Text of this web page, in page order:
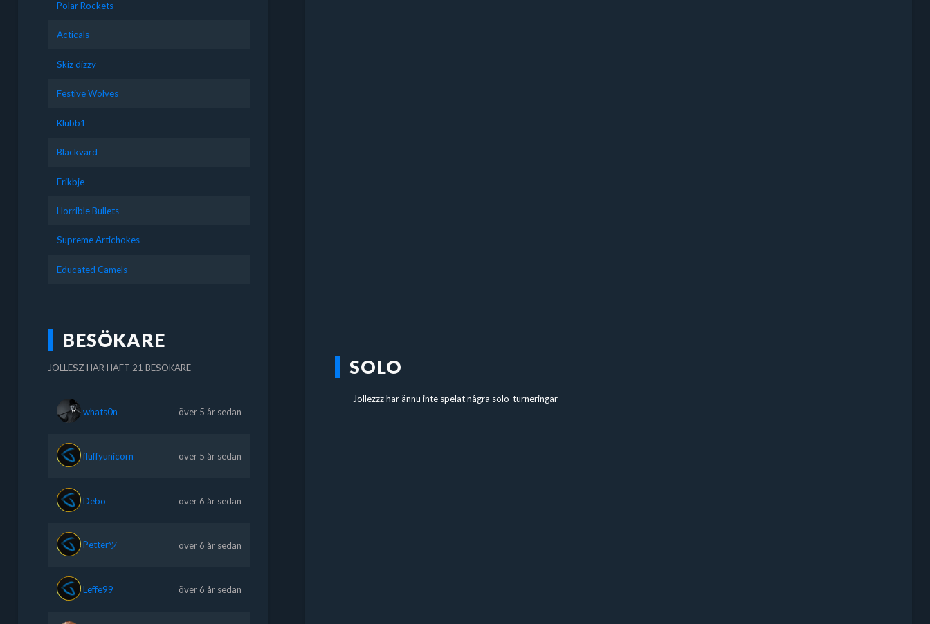
Polar Rockets
Acticals
Skiz dizzy
Festive Wolves
Klubb1
Bläckvard
Erikbje
Horrible Bullets
Supreme Artichokes
Educated Camels
BESÖKARE
JOLLESZ HAR HAFT 21 BESÖKARE
whats0n över 5 år sedan
fluffyunicorn över 5 år sedan
Debo över 6 år sedan
Petterツ över 6 år sedan
Leffe99 över 6 år sedan
SOLO
Jollezzz har ännu inte spelat några solo-turneringar